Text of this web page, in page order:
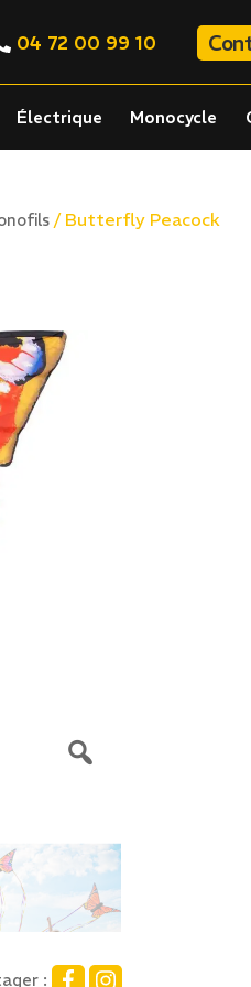
04 72 00 99 10
Électrique Monocycle
/ Butterfly Peacock
: